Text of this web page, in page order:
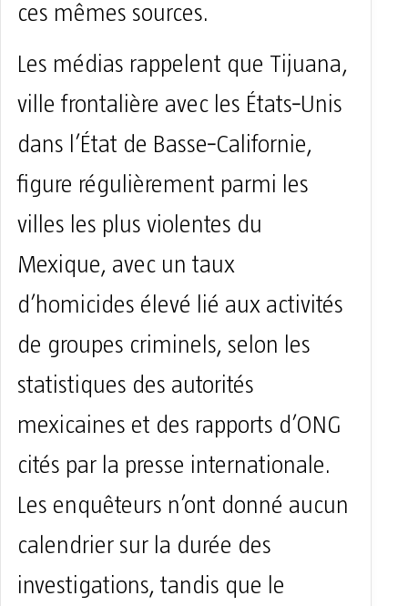
ces mêmes sources.
Les médias rappelent que Tijuana,
ville frontalière avec les États‑Unis
dans l’État de Basse‑Californie,
figure régulièrement parmi les
villes les plus violentes du
Mexique, avec un taux
d’homicides élevé lié aux activités
de groupes criminels, selon les
statistiques des autorités
mexicaines et des rapports d’ONG
cités par la presse internationale.
Les enquêteurs n’ont donné aucun
calendrier sur la durée des
investigations, tandis que le